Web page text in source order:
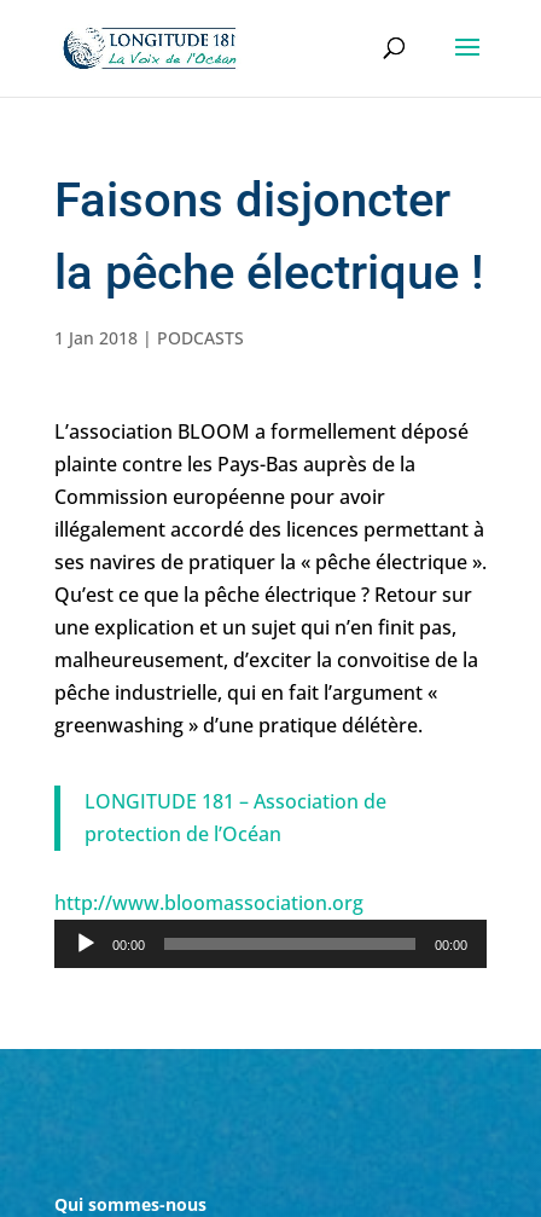
Faisons disjoncter
la pêche électrique !
1 Jan 2018| PODCASTS
L’association BLOOM a formellement déposé
plainte contre les Pays-Bas auprès de la
Commission européenne pour avoir
illégalement accordé des licences permettant à
ses navires de pratiquer la « pêche électrique ».
Qu’est ce que la pêche électrique ? Retour sur
une explication et un sujet qui n’en finit pas,
malheureusement, d’exciter la convoitise de la
pêche industrielle, qui en fait l’argument «
greenwashing » d’une pratique délétère.
LONGITUDE 181 – Association de
protection de l’Océan
http://www.bloomassociation.org
Lecteur
audio
00:00 00:00
Qui sommes-nous